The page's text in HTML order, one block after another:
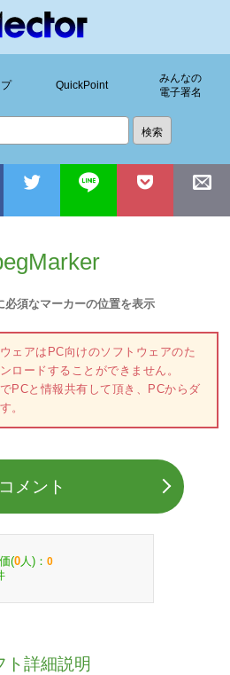
QuickPoint
みんなの
電子署名
必須なマーカーの位置を表示
ェアはPC向けのソフトウェアのた
ロードすることができません。
PCと情報共有して頂き、PCからダ
。
コメント
(0 人)： 0
ト詳細説明